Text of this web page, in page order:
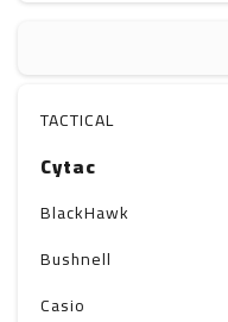
სხვა
Off-Road
TACTICAL
Cytac
BlackHawk
Bushnell
Casio